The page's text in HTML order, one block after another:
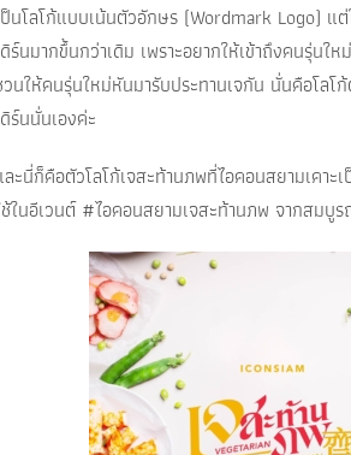
นโลโก้แบบเน้นตัวอักษร (Wordmark Logo) แ
ร์นมากขึ้นกว่าเดิม เพราะอยากให้เข้าถึงคนรุ่นใ
นให้คนรุ่นใหม่หันมารับประทานเจกัน นั่นคือโลโ
ร์นนั่นเองค่ะ
ะนี่ก็คือตัวโลโก้เจสะท้านภพที่ไอคอนสยามเคาะ
ในอีเวนต์ #ไอคอนสยามเจสะท้านภพ จากสมบู